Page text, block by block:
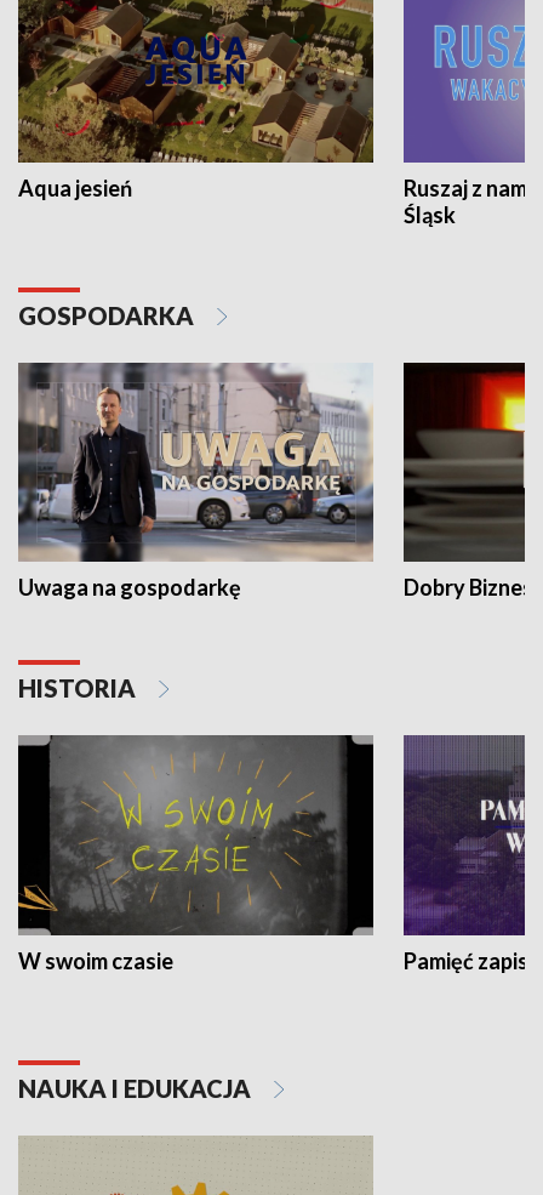
Aqua jesień
Ruszaj z
Śląsk
GOSPODARKA
Uwaga na gospodarkę Dobry Biznes
HISTORIA
W swoim czasie Pamięć
NAUKA I EDUKACJA